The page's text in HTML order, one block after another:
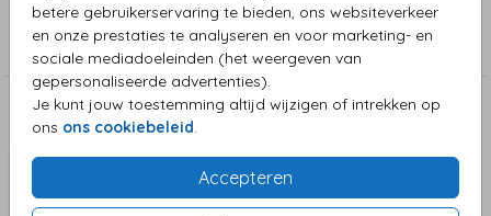
betere gebruikerservaring te bieden, ons websiteverkeer
en onze prestaties te analyseren en voor marketing- en
sociale mediadoeleinden (het weergeven van
gepersonaliseerde advertenties).
Je kunt jouw toestemming altijd wijzigen of intrekken op
ons ons cookiebeleid.
Accepteren
Collectie
Gastenboek-bruiloft
Deze zijn ook leuk!